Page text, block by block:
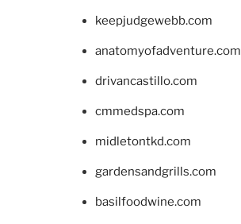
keepjudgewebb.com
anatomyofadventure.com
drivancastillo.com
cmmedspa.com
midletontkd.com
gardensandgrills.com
basilfoodwine.com